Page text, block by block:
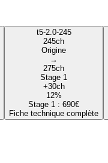
t5-2.0-245
245ch
Origine
→
275ch
Stage 1
+30ch
12%
Stage 1 : 690€
Fiche technique complète